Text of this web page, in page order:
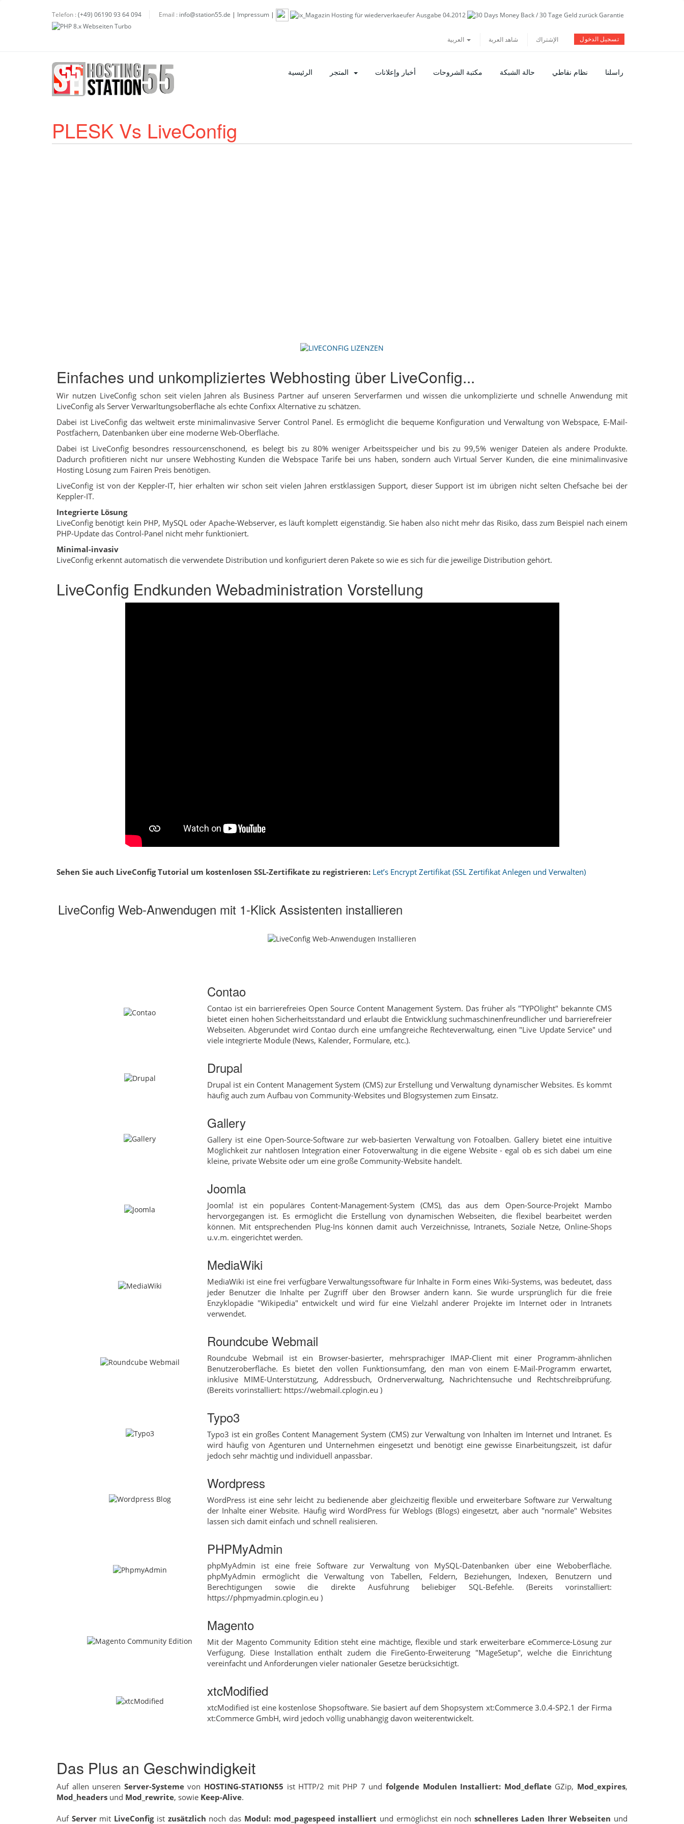
Telefon : (+49) 06190 93 64 094 Email : info@station55.de | Impressum |
شاهد العربة الإشتراك تسجيل الدخول
الرئيسية أخبار وإعلانات مكتبة الشروحات حالة الشبكة نظام نقاطي راسلنا
PLESK Vs LiveConfig
Einfaches und unkompliziertes Webhosting über LiveConfig...
Wir nutzen LiveConfig schon seit vielen Jahren als Business Partner auf unseren Serverfarmen und wissen die unkomplizierte und schnelle Anwendung mit
LiveConfig als Server Verwarltungsoberfläche als echte Confixx Alternative zu schätzen.
Dabei ist LiveConfig das weltweit erste minimalinvasive Server Control Panel. Es ermöglicht die bequeme Konfiguration und Verwaltung von Webspace, E-Mail-
Postfächern, Datenbanken über eine moderne Web-Oberfläche.
Dabei ist LiveConfig besondres ressourcenschonend, es belegt bis zu 80% weniger Arbeitsspeicher und bis zu 99,5% weniger Dateien als andere Produkte.
Dadurch profitieren nicht nur unsere Webhosting Kunden die Webspace Tarife bei uns haben, sondern auch Virtual Server Kunden, die eine minimalinvasive
Hosting Lösung zum Fairen Preis benötigen.
LiveConfig ist von der Keppler-IT, hier erhalten wir schon seit vielen Jahren erstklassigen Support, dieser Support ist im übrigen nicht selten Chefsache bei der
Keppler-IT.
Integrierte Lösung
LiveConfig benötigt kein PHP, MySQL oder Apache-Webserver, es läuft komplett eigenständig. Sie haben also nicht mehr das Risiko, dass zum Beispiel nach einem
PHP-Update das Control-Panel nicht mehr funktioniert.
Minimal-invasiv
LiveConfig erkennt automatisch die verwendete Distribution und konfiguriert deren Pakete so wie es sich für die jeweilige Distribution gehört.
LiveConfig Endkunden Webadministration Vorstellung
Sehen Sie auch LiveConfig Tutorial um kostenlosen SSL-Zertifikate zu registrieren: Let’s Encrypt Zertifikat (SSL Zertifikat Anlegen und Verwalten)
LiveConfig Web-Anwendugen mit 1-Klick Assistenten installieren
Contao
Contao ist ein barrierefreies Open Source Content Management System. Das früher als "TYPOlight" bekannte CMS
bietet einen hohen Sicherheitsstandard und erlaubt die Entwicklung suchmaschinenfreundlicher und barrierefreier
Webseiten. Abgerundet wird Contao durch eine umfangreiche Rechteverwaltung, einen "Live Update Service" und
viele integrierte Module (News, Kalender, Formulare, etc.).
Drupal
Drupal ist ein Content Management System (CMS) zur Erstellung und Verwaltung dynamischer Websites. Es kommt
häufig auch zum Aufbau von Community-Websites und Blogsystemen zum Einsatz.
Gallery
Gallery ist eine Open-Source-Software zur web-basierten Verwaltung von Fotoalben. Gallery bietet eine intuitive
Möglichkeit zur nahtlosen Integration einer Fotoverwaltung in die eigene Website - egal ob es sich dabei um eine
kleine, private Website oder um eine große Community-Website handelt.
Joomla
Joomla! ist ein populäres Content-Management-System (CMS), das aus dem Open-Source-Projekt Mambo
hervorgegangen ist. Es ermöglicht die Erstellung von dynamischen Webseiten, die flexibel bearbeitet werden
können. Mit entsprechenden Plug-Ins können damit auch Verzeichnisse, Intranets, Soziale Netze, Online-Shops
u.v.m. eingerichtet werden.
MediaWiki
MediaWiki ist eine frei verfügbare Verwaltungssoftware für Inhalte in Form eines Wiki-Systems, was bedeutet, dass
jeder Benutzer die Inhalte per Zugriff über den Browser ändern kann. Sie wurde ursprünglich für die freie
Enzyklopädie "Wikipedia" entwickelt und wird für eine Vielzahl anderer Projekte im Internet oder in Intranets
verwendet.
Roundcube Webmail
Roundcube Webmail ist ein Browser-basierter, mehrsprachiger IMAP-Client mit einer Programm-ähnlichen
Benutzeroberfläche. Es bietet den vollen Funktionsumfang, den man von einem E-Mail-Programm erwartet,
inklusive MIME-Unterstützung, Addressbuch, Ordnerverwaltung, Nachrichtensuche und Rechtschreibprüfung.
(Bereits vorinstalliert: https://webmail.cplogin.eu )
Typo3
Typo3 ist ein großes Content Management System (CMS) zur Verwaltung von Inhalten im Internet und Intranet. Es
wird häufig von Agenturen und Unternehmen eingesetzt und benötigt eine gewisse Einarbeitungszeit, ist dafür
jedoch sehr mächtig und individuell anpassbar.
Wordpress
WordPress ist eine sehr leicht zu bedienende aber gleichzeitig flexible und erweiterbare Software zur Verwaltung
der Inhalte einer Website. Häufig wird WordPress für Weblogs (Blogs) eingesetzt, aber auch "normale" Websites
lassen sich damit einfach und schnell realisieren.
PHPMyAdmin
phpMyAdmin ist eine freie Software zur Verwaltung von MySQL-Datenbanken über eine Weboberfläche.
phpMyAdmin ermöglicht die Verwaltung von Tabellen, Feldern, Beziehungen, Indexen, Benutzern und
Berechtigungen sowie die direkte Ausführung beliebiger SQL-Befehle. (Bereits vorinstalliert:
https://phpmyadmin.cplogin.eu )
Magento
Mit der Magento Community Edition steht eine mächtige, flexible und stark erweiterbare eCommerce-Lösung zur
Verfügung. Diese Installation enthält zudem die FireGento-Erweiterung "MageSetup", welche die Einrichtung
vereinfacht und Anforderungen vieler nationaler Gesetze berücksichtigt.
xtcModified
xtcModified ist eine kostenlose Shopsoftware. Sie basiert auf dem Shopsystem xt:Commerce 3.0.4-SP2.1 der Firma
xt:Commerce GmbH, wird jedoch völlig unabhängig davon weiterentwickelt.
Das Plus an Geschwindigkeit
Auf allen unseren Server-Systemevon HOSTING-STATION55 ist HTTP/2 mit PHP 7 undfolgende Modulen Installiert: Mod_deflateGZip, Mod_expires,
Mod_headers und Mod_rewrite, sowie Keep-Alive.
Auf Servermit LiveConfigist zusätzlich noch das Modul: mod_pagespeed installiert und ermöglichst ein nochschnelleres Laden Ihrer Webseiten und